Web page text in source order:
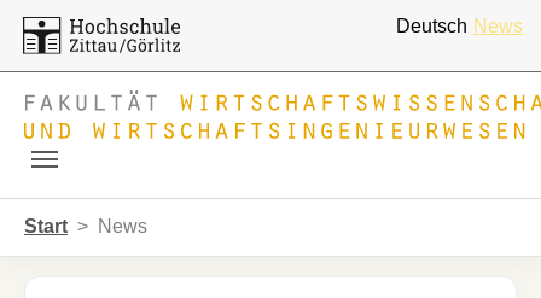
Deutsch News
Start News